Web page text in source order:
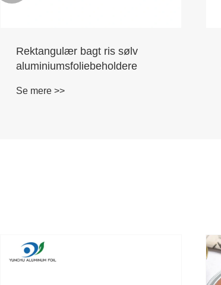
Rektangulær bagt ris sølv
aluminiumsfoliebeholdere
Se mere >>